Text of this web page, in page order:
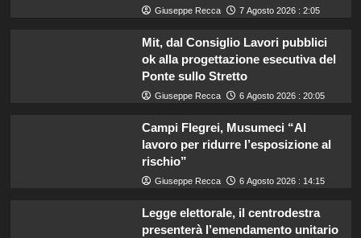
Giuseppe Recca 7 Agosto 2026 : 2:05
Mit, dal Consiglio Lavori pubblici
ok alla progettazione esecutiva del
Ponte sullo Stretto
Giuseppe Recca 6 Agosto 2026 : 20:05
Campi Flegrei, Musumeci “Al
lavoro per ridurre l’esposizione al
rischio”
Giuseppe Recca 6 Agosto 2026 : 14:15
Legge elettorale, il centrodestra
presenterà l’emendamento unitario